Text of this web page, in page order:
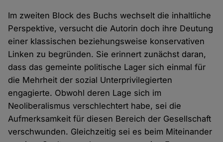
Im zweiten Block des Buchs wechselt die inhaltliche
Perspektive, versucht die Autorin doch ihre Deutung
einer klassischen beziehungsweise konservativen
Linken zu begründen. Sie erinnert zunächst daran,
dass das gemeinte politische Lager sich einmal für
die Mehrheit der sozial Unterprivilegierten
engagierte. Obwohl deren Lage sich im
Neoliberalismus verschlechtert habe, sei die
Aufmerksamkeit für diesen Bereich der Gesellschaft
verschwunden. Gleichzeitig sei es beim Miteinander